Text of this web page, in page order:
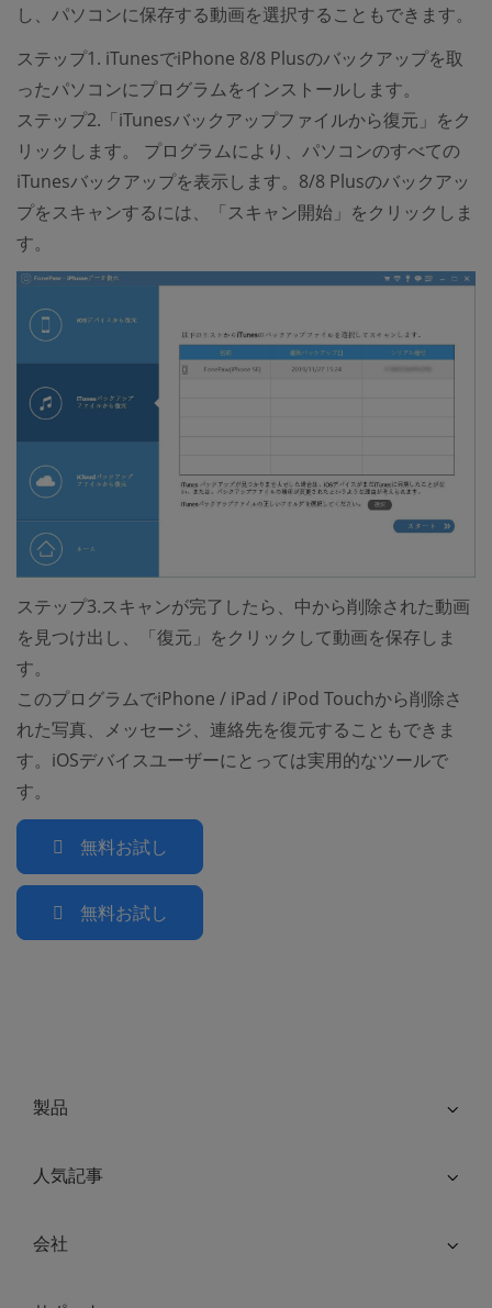
し、パソコンに保存する動画を選択することもできます。
ステップ1. iTunesでiPhone 8/8 Plusのバックアップを取
ったパソコンにプログラムをインストールします。
ステップ2.「iTunesバックアップファイルから復元」をク
リックします。 プログラムにより、パソコンのすべての
iTunesバックアップを表示します。8/8 Plusのバックアッ
プをスキャンするには、「スキャン開始」をクリックしま
す。
ステップ3.スキャンが完了したら、中から削除された動画
を見つけ出し、「復元」をクリックして動画を保存しま
す。
このプログラムでiPhone / iPad / iPod Touchから削除さ
れた写真、メッセージ、連絡先を復元することもできま
す。iOSデバイスユーザーにとっては実用的なツールで
す。
無料お試し
無料お試し
製品
人気記事
会社